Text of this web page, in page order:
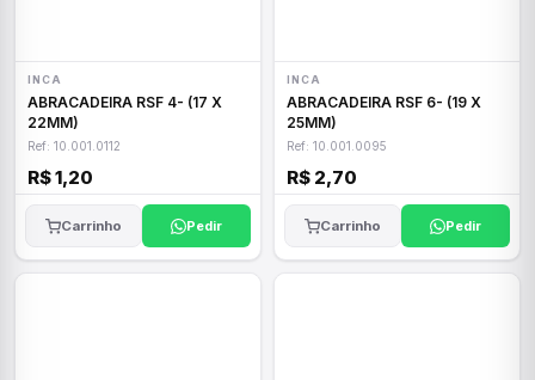
INCA
ABRACADEIRA RSF 4- (17 X
22MM)
Ref: 10.001.0112
R$ 1,20
Carrinho Pedir
INCA
ABRACADEIRA RSF 6- (19 X
25MM)
Ref: 10.001.0095
R$ 2,70
Carrinho Pedir